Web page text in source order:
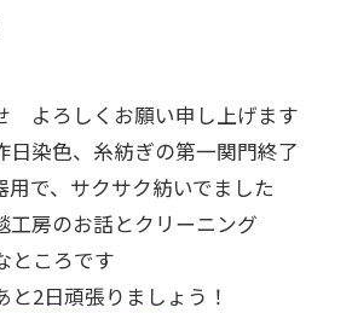
よろしくお願い申し上げます
日染色、糸紡ぎの第一関門終了
用で、サクサク紡いでました
工房のお話とクリーニング
ところです
と2日頑張りましょう！